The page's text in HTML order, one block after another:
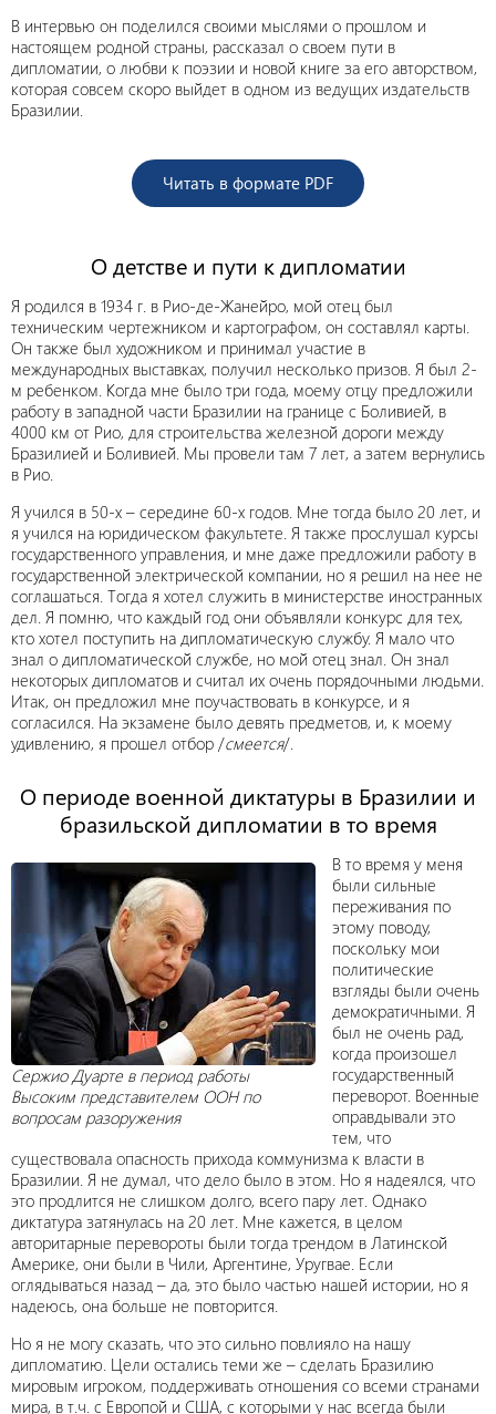
В интервью он поделился своими мыслями о прошлом и
настоящем родной страны, рассказал о своем пути в
дипломатии, о любви к поэзии и новой книге за его авторством,
которая совсем скоро выйдет в одном из ведущих издательств
Бразилии.
Читать в формате PDF
О детстве и пути к дипломатии
Я родился в 1934 г. в Рио-де-Жанейро, мой отец был
техническим чертежником и картографом, он составлял карты.
Он также был художником и принимал участие в
международных выставках, получил несколько призов. Я был 2-
м ребенком. Когда мне было три года, моему отцу предложили
работу в западной части Бразилии на границе с Боливией, в
4000 км от Рио, для строительства железной дороги между
Бразилией и Боливией. Мы провели там 7 лет, а затем вернулись
в Рио.
Я учился в 50-х – середине 60-х годов. Мне тогда было 20 лет, и
я учился на юридическом факультете. Я также прослушал курсы
государственного управления, и мне даже предложили работу в
государственной электрической компании, но я решил на нее не
соглашаться. Тогда я хотел служить в министерстве иностранных
дел. Я помню, что каждый год они объявляли конкурс для тех,
кто хотел поступить на дипломатическую службу. Я мало что
знал о дипломатической службе, но мой отец знал. Он знал
некоторых дипломатов и считал их очень порядочными людьми.
Итак, он предложил мне поучаствовать в конкурсе, и я
согласился. На экзамене было девять предметов, и, к моему
удивлению, я прошел отбор /смеется/.
О периоде военной диктатуры в Бразилии и
бразильской дипломатии в то время
Сержио Дуарте в период работы
Высоким представителем ООН по
вопросам разоружения
В то время у меня
были сильные
переживания по
этому поводу,
поскольку мои
политические
взгляды были очень
демократичными. Я
был не очень рад,
когда произошел
государственный
переворот. Военные
оправдывали это
тем, что
существовала опасность прихода коммунизма к власти в
Бразилии. Я не думал, что дело было в этом. Но я надеялся, что
это продлится не слишком долго, всего пару лет. Однако
диктатура затянулась на 20 лет. Мне кажется, в целом
авторитарные перевороты были тогда трендом в Латинской
Америке, они были в Чили, Аргентине, Уругвае. Если
оглядываться назад – да, это было частью нашей истории, но я
надеюсь, она больше не повторится.
Но я не могу сказать, что это сильно повлияло на нашу
дипломатию. Цели остались теми же – сделать Бразилию
мировым игроком, поддерживать отношения со всеми странами
мира, в т.ч. с Европой и США, с которыми у нас всегда были